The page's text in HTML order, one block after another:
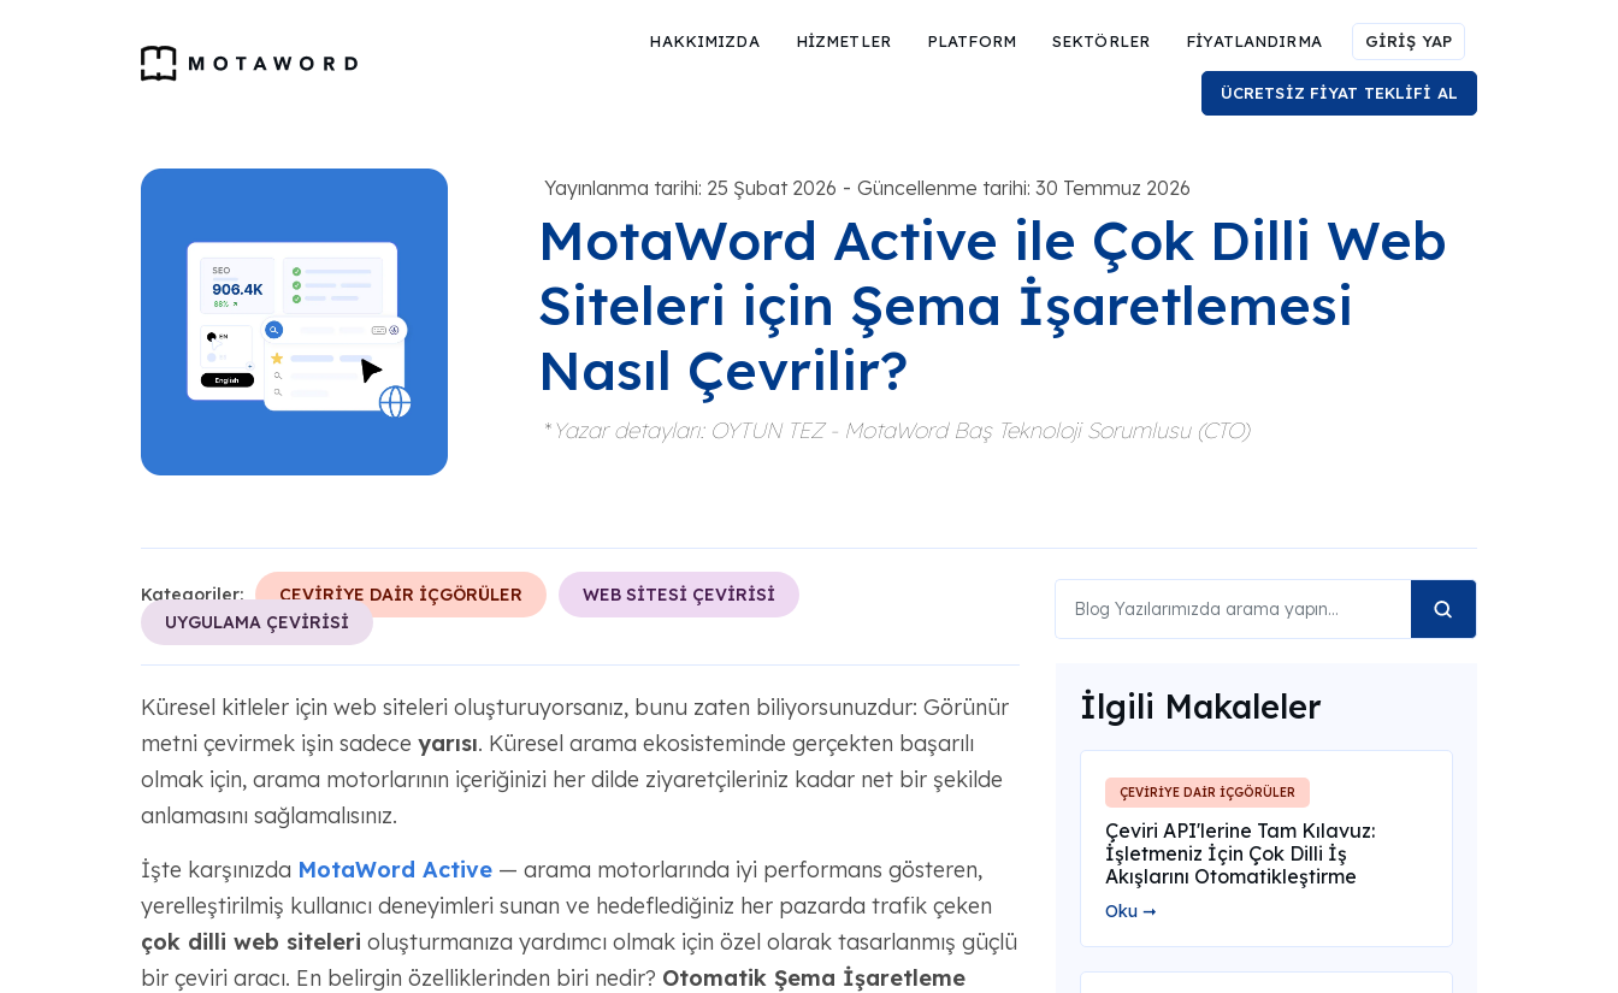
HAKKIMIZDA HİZMETLER PLATFORM SEKTÖRLER FİYATLANDIRMA GİRİŞ YAP
ÜCRETSİZ FİYAT TEKLİFİ AL
Yayınlanma tarihi: 25 Şubat 2026 - Güncellenme tarihi: 30 Temmuz 2026
MotaWord Active ile Çok Dilli Web
Siteleri için Şema İşaretlemesi
Nasıl Çevrilir?
*Yazar detayları: OYTUN TEZ - MotaWord Baş Teknoloji Sorumlusu (CTO)
Kategoriler: ÇEVİRİYE DAİR İÇGÖRÜLER
WEB SİTESİ ÇEVİRİSİ
UYGULAMA ÇEVİRİSİ
Küresel kitleler için web siteleri oluşturuyorsanız, bunu zaten biliyorsunuzdur: Görünür
metni çevirmek işin sadece yarısı. Küresel arama ekosisteminde gerçekten başarılı
olmak için, arama motorlarının içeriğinizi her dilde ziyaretçileriniz kadar net bir şekilde
anlamasını sağlamalısınız.
İşte karşınızda MotaWord Active— arama motorlarında iyi performans gösteren,
yerelleştirilmiş kullanıcı deneyimleri sunan ve hedeflediğiniz her pazarda trafik çeken
çok dilli web siteleri oluşturmanıza yardımcı olmak için özel olarak tasarlanmış güçlü
bir çeviri aracı. En belirgin özelliklerinden biri nedir? Otomatik Şema İşaretleme
İlgili Makaleler
ÇEVİRİYE DAİR İÇGÖRÜLER
Çeviri API'lerine Tam Kılavuz:
İşletmeniz İçin Çok Dilli İş
Akışlarını Otomatikleştirme
Oku ➞